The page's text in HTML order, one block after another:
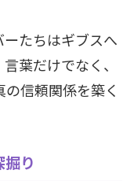
たちはギブスへ
葉だけでなく、
信頼関係を築く
掘り